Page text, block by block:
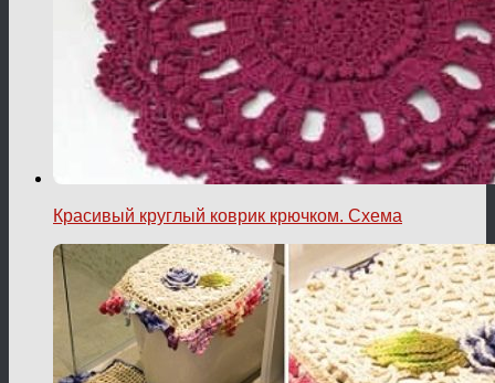
Красивый круглый коврик крючком. Схема